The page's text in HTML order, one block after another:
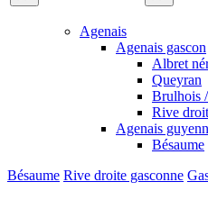
Agenais
Agenais gascon
Albret
Queyran
Brulhois
Rive
Agenais
Bésaume
Bésaume Rive droite gasconne